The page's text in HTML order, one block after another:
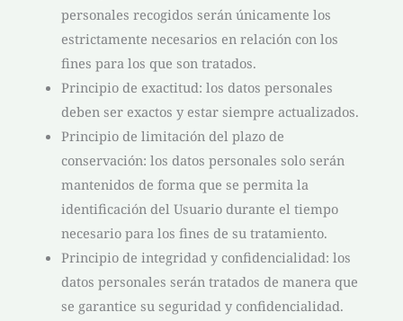
personales recogidos serán únicamente los
estrictamente necesarios en relación con los
fines para los que son tratados.
Principio de exactitud: los datos personales
deben ser exactos y estar siempre actualizados.
Principio de limitación del plazo de
conservación: los datos personales solo serán
mantenidos de forma que se permita la
identificación del Usuario durante el tiempo
necesario para los fines de su tratamiento.
Principio de integridad y confidencialidad: los
datos personales serán tratados de manera que
se garantice su seguridad y confidencialidad.